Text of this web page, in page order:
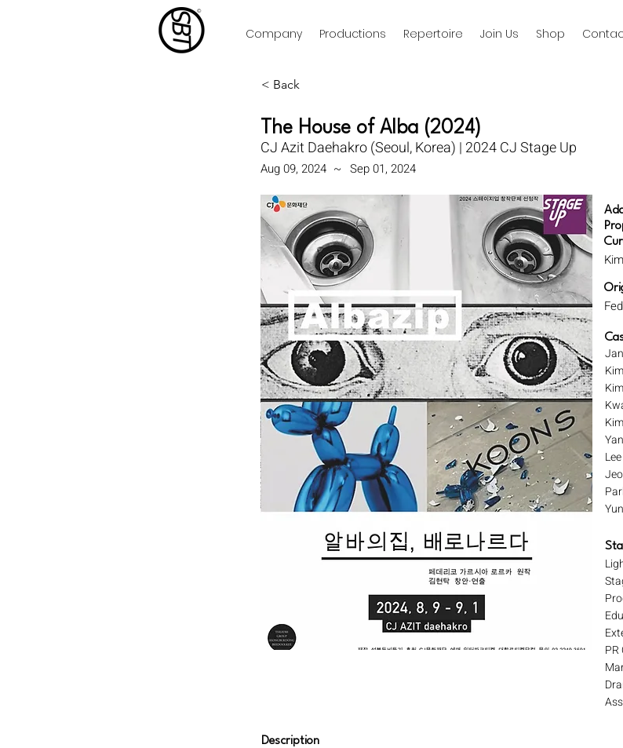
Company Productions Repertoire Join Us Shop
< Back
The House of Alba (2024)
CJ Azit Daehakro (Seoul, Korea) | 2024 CJ Stage Up
Aug 09, 2024 ~ Sep 01, 2024
Description